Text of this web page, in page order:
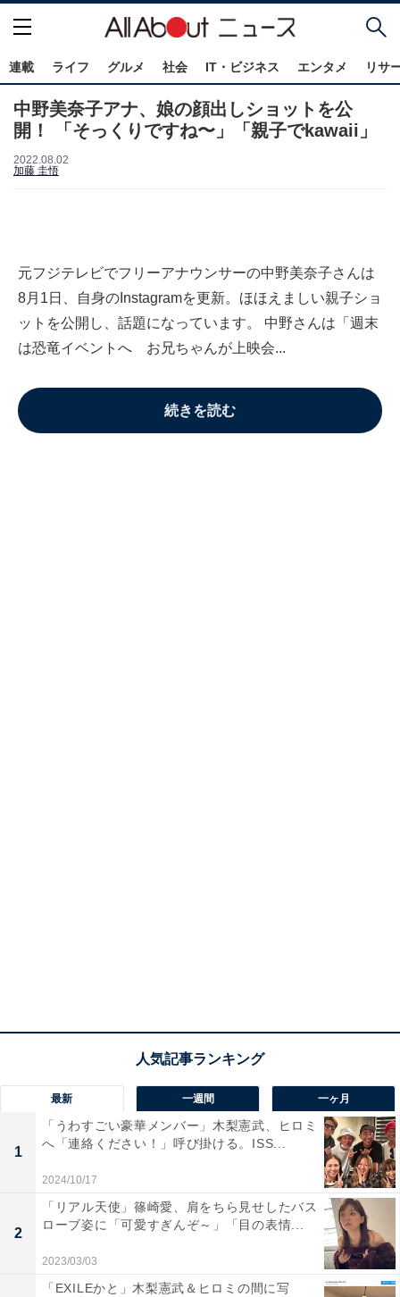
連載 ライフ グルメ 社会 IT・ビジネス エンタメ リサ
中野美奈子アナ、娘の顔出しショットを公
開！ 「そっくりですね〜」「親子でkawaii」
2022.08.02
加藤 圭悟
元フジテレビでフリーアナウンサーの中野美奈子さんは
8月1日、自身のInstagramを更新。ほほえましい親子ショ
ットを公開し、話題になっています。 中野さんは「週末
は恐竜イベントへ お兄ちゃんが上映会...
続きを読む
最新 一週間 一ヶ月
1
「うわすごい豪華メンバー」木梨憲武、ヒロミ
へ「連絡ください！」呼び掛ける。ISS...
2024/10/17
2
「リアル天使」篠崎愛、肩をちら見せしたバス
ローブ姿に「可愛すぎんぞ～」「目の表情...
2023/03/03
「EXILEかと」木梨憲武＆ヒロミの間に写